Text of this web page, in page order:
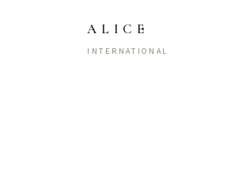
ALICE
INTERNATIONAL